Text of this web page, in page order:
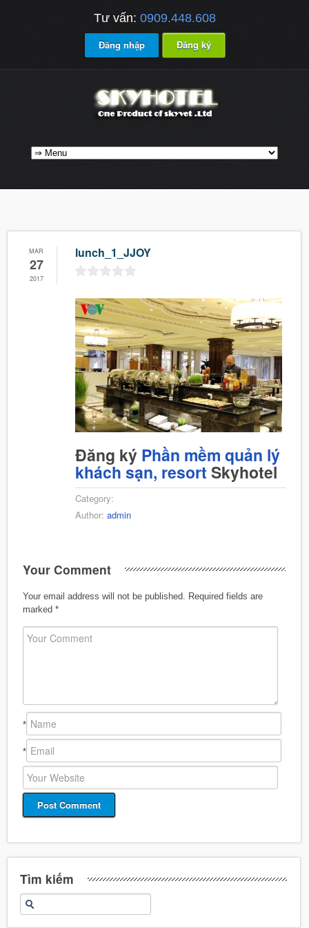
Tư vấn: 0909.448.608
Đăng nhập Đăng ký
MAR
27
2017
lunch_1_JJOY
Đăng ký Phần mềm quản lý
khách sạn, resort Skyhotel
Category:
Author: admin
Your Comment
Your email address will not be published.
Required fields are
marked *
*
*
Tìm kiếm